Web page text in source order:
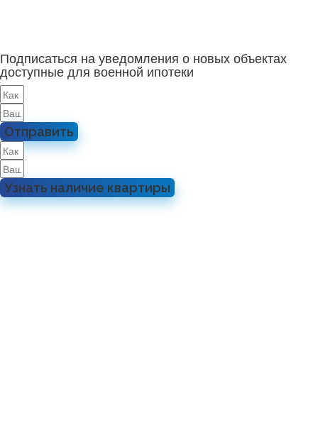
Подписаться на уведомления о новых объектах
доступные для военной ипотеки
Отправить
Узнать наличие квартиры